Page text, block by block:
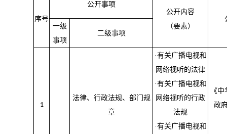
序号
公开事项
公开内容
（要素）
一级
事项
二级事项
1
法律、行政法规、部门规
章
·有关广播电视和
网络视听的法律
·有关广播电视和
网络视听的行政
法规
·有关广播电视和
《
政